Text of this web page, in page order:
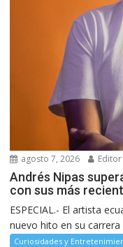
agosto 7, 2026 Editor
Andrés Nipas
con sus más
ESPECIAL.- El artista
nuevo hito en su carrera
Curiosidades y